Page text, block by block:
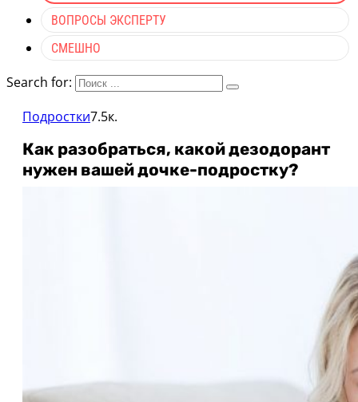
ВОПРОСЫ ЭКСПЕРТУ
СМЕШНО
Search for:
Подростки7.5к.
Как разобраться, какой дезодорант
нужен вашей дочке-подростку?